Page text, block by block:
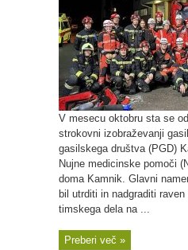
V mesecu oktobru sta se
strokovni izobraževanji
gasilskega društva (PGD)
Nujne medicinske pomoči
doma Kamnik. Glavni
bil utrditi in nadgraditi
timskega dela na ...
Preberi več »